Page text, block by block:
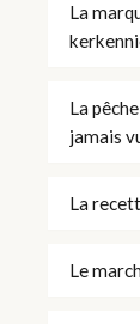
La
La
jamais
La
Le